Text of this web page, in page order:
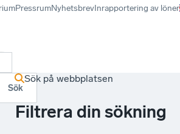
PressrumNyhetsbrevInrapportering av löner
Sök på webbplatsen
Filtrera din sökning
Sök